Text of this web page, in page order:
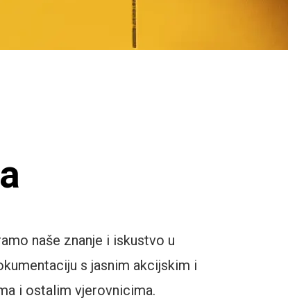
naše znanje i iskustvo u
s jasnim akcijskim i
i ostalim vjerovnicima.